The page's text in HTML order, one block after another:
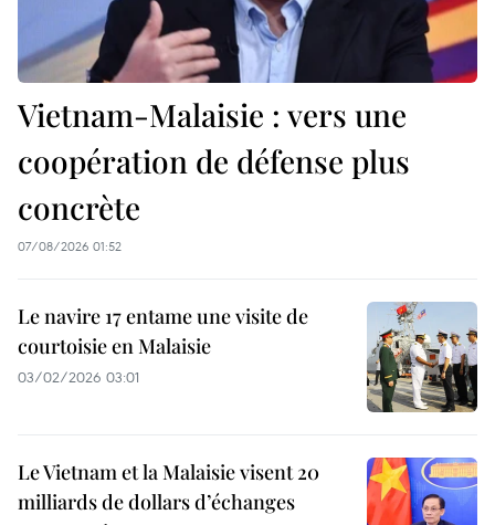
Vietnam-Malaisie : vers une
coopération de défense plus
concrète
07/08/2026 01:52
Le navire 17 entame une visite de
courtoisie en Malaisie
03/02/2026 03:01
Le Vietnam et la Malaisie visent 20
milliards de dollars d’échanges